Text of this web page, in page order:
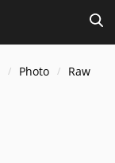
Photo
Raw